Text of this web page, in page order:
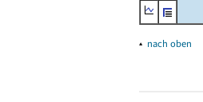
▴ nach oben